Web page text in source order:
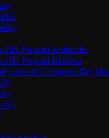
HK Poprad Authentic
HK Poprad Replika
dres HK Poprad Replika